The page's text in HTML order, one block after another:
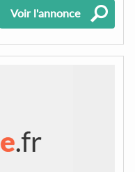
Voir l'annonce